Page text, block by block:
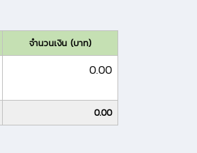
จำนวนเงิน (บาท)
0.00
0.00